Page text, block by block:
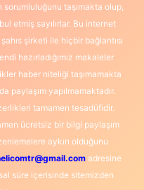
taşımakta olup,
etmiş sayılırlar. Bu internet
şirketi ile hiçbir bağlantısı
hazırladığımız makaleler
haber niteliği taşımamakta
paylaşım yapılmamaktadır.
tamamen tesadüfidir.
ücretsiz bir bilgi paylaşım
aykırı olduğunu
adresine
süre içerisinde sitemizden